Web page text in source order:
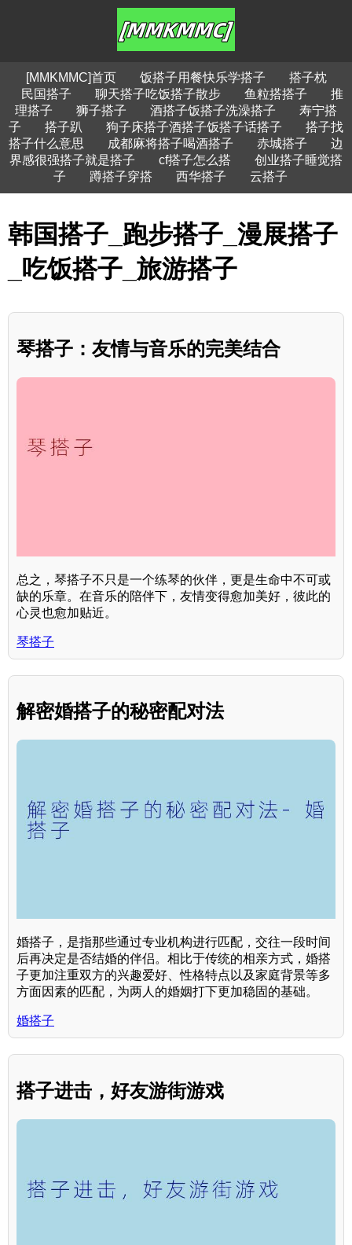
[MMKMMC]首页 饭搭子用餐快乐学搭子
搭子枕
民国搭子
聊天搭子吃饭搭子散步 鱼粒搭搭子
推
理搭子
狮子搭子 酒搭子饭搭子洗澡搭子
寿宁搭
子
搭子趴 狗子床搭子酒搭子饭搭子话搭子
搭子找
搭子什么意思
成都麻将搭子喝酒搭子 赤城搭子
边
界感很强搭子就是搭子
cf搭子怎么搭
创业搭子睡觉搭
子
蹲搭子穿搭 西华搭子 云搭子
韩国搭子_跑步搭子_漫展搭子
_吃饭搭子_旅游搭子
琴搭子：友情与音乐的完美结合
总之，琴搭子不只是一个练琴的伙伴，更是生命中不可或
缺的乐章。在音乐的陪伴下，友情变得愈加美好，彼此的
心灵也愈加贴近。
琴搭子
解密婚搭子的秘密配对法
婚搭子，是指那些通过专业机构进行匹配，交往一段时间
后再决定是否结婚的伴侣。相比于传统的相亲方式，婚搭
子更加注重双方的兴趣爱好、性格特点以及家庭背景等多
方面因素的匹配，为两人的婚姻打下更加稳固的基础。
婚搭子
搭子进击，好友游街游戏